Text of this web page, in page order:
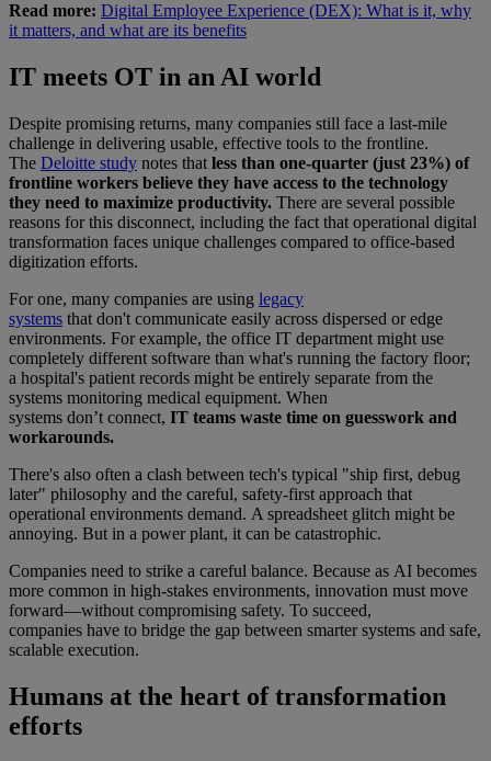
Read more: Digital Employee Experience (DEX): What is it, why
it matters, and what are its benefits
IT meets OT in an AI world
Despite promising returns, many companies still face a last-mile
challenge in delivering usable, effective tools to the frontline.
The Deloitte study notes that less than one-quarter (just 23%) of
frontline workers believe they have access to the technology
they need to maximize productivity. There are several possible
reasons for this disconnect, including the fact that operational digital
transformation faces unique challenges compared to office-based
digitization efforts.
For one, many companies are using legacy
systems that don't communicate easily across dispersed or edge
environments. For example, the office IT department might use
completely different software than what's running the factory floor;
a hospital's patient records might be entirely separate from the
systems monitoring medical equipment. When
systems don’t connect, IT teams waste time on guesswork and
workarounds.
There's also often a clash between tech's typical "ship first, debug
later" philosophy and the careful, safety-first approach that
operational environments demand. A spreadsheet glitch might be
annoying. But in a power plant, it can be catastrophic.
Companies need to strike a careful balance. Because as AI becomes
more common in high-stakes environments, innovation must move
forward—without compromising safety. To succeed,
companies have to bridge the gap between smarter systems and safe,
scalable execution.
Humans at the heart of transformation
efforts